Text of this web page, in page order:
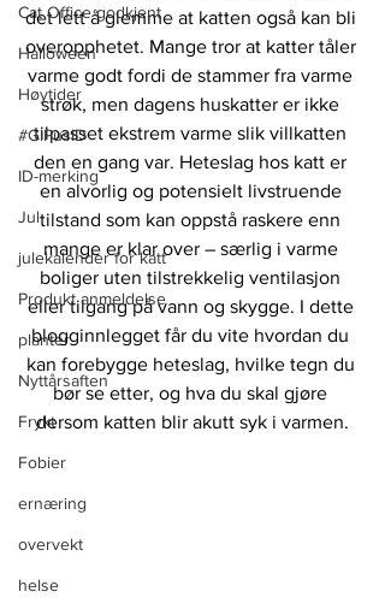
Cat Office godkjent
Halloween
Høytider
#GiPusID
ID-merking
Jul
julekalender for katt
Produkt anmeldelse
planter
Nyttårsaften
Frykt
Fobier
ernæring
overvekt
helse
det lett å glemme at katten også kan bli
overopphetet. Mange tror at katter tåler
varme godt fordi de stammer fra varme
strøk, men dagens huskatter er ikke
tilpasset ekstrem varme slik villkatten
den en gang var. Heteslag hos katt er
en alvorlig og potensielt livstruende
tilstand som kan oppstå raskere enn
mange er klar over – særlig i varme
boliger uten tilstrekkelig ventilasjon
eller tilgang på vann og skygge. I dette
blogginnlegget får du vite hvordan du
kan forebygge heteslag, hvilke tegn du
bør se etter, og hva du skal gjøre
dersom katten blir akutt syk i varmen.